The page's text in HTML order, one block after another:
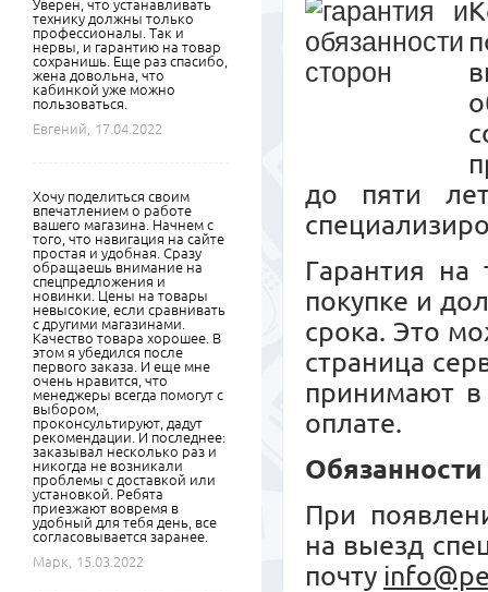
до пяти
Гарантия на
покупке и
срока. Это
страница
принимают в
оплате.
Обязанности
При
на выезд
почту
Уверен, что устанавливать
технику должны только
профессионалы. Так и
нервы, и гарантию на товар
сохранишь. Еще раз спасибо,
жена довольна, что
кабинкой уже можно
пользоваться.
Евгений,
17.04.2022
Хочу поделиться своим
впечатлением о работе
вашего магазина. Начнем с
того, что навигация на сайте
простая и удобная. Сразу
обращаешь внимание на
спецпредложения и
новинки. Цены на товары
невысокие, если сравнивать
с другими магазинами.
Качество товара хорошее. В
этом я убедился после
первого заказа. И еще мне
очень нравится, что
менеджеры всегда помогут с
выбором,
проконсультируют, дадут
рекомендации. И последнее:
заказывал несколько раз и
никогда не возникали
проблемы с доставкой или
установкой. Ребята
приезжают вовремя в
удобный для тебя день, все
согласовывается заранее.
Марк,
15.03.2022